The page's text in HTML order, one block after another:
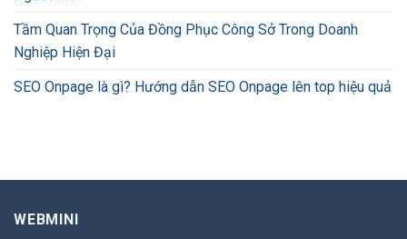
Tầm Quan Trọng Của Đồng Phục Công Sở Trong Doanh
Nghiệp Hiện Đại
SEO Onpage là gì? Hướng dẫn SEO Onpage lên top hiệu quả
WEBMINI